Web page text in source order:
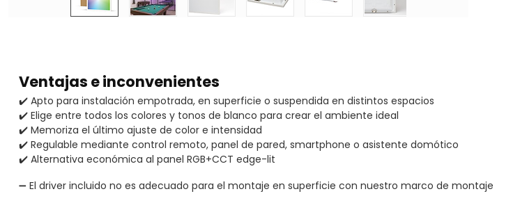
Ventajas e inconvenientes
✔️ Apto para instalación empotrada, en superficie o suspendida en distintos espacios
✔️ Elige entre todos los colores y tonos de blanco para crear el ambiente ideal
✔️ Memoriza el último ajuste de color e intensidad
✔️ Regulable mediante control remoto, panel de pared, smartphone o asistente domótico
✔️ Alternativa económica al panel RGB+CCT edge-lit
➖ El driver incluido no es adecuado para el montaje en superficie con nuestro marco de montaje